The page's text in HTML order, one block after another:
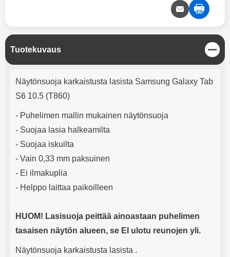
Input: AC100-240V 50/60Hz 0.8A
Max Output: USB: DC5V/3.0A
(18W) Type-C: 5V/3A (PD15W)
12V/1.67A(PD20W) Total Effekt:
Väri: Valkoinen
Tuotekuvaus
S
u
l
j
e
Tuotekuvaus
Näytönsuoja karkaistusta lasista Samsung Galaxy Tab
S6 10.5 (T860)
- Puhelimen mallin mukainen näytönsuoja
- Suojaa lasia halkeamilta
- Suojaa iskuilta
- Vain 0,33 mm paksuinen
- Ei ilmakuplia
- Helppo laittaa paikoilleen
HUOM! Lasisuoja peittää ainoastaan puhelimen
tasaisen näytön alueen, se EI ulotu reunojen yli.
Näytönsuoja karkaistusta lasista .